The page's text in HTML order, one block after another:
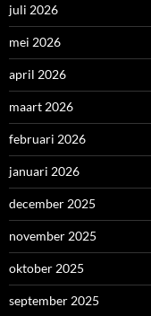
juli 2026
mei 2026
april 2026
maart 2026
februari 2026
januari 2026
december 2025
november 2025
oktober 2025
september 2025